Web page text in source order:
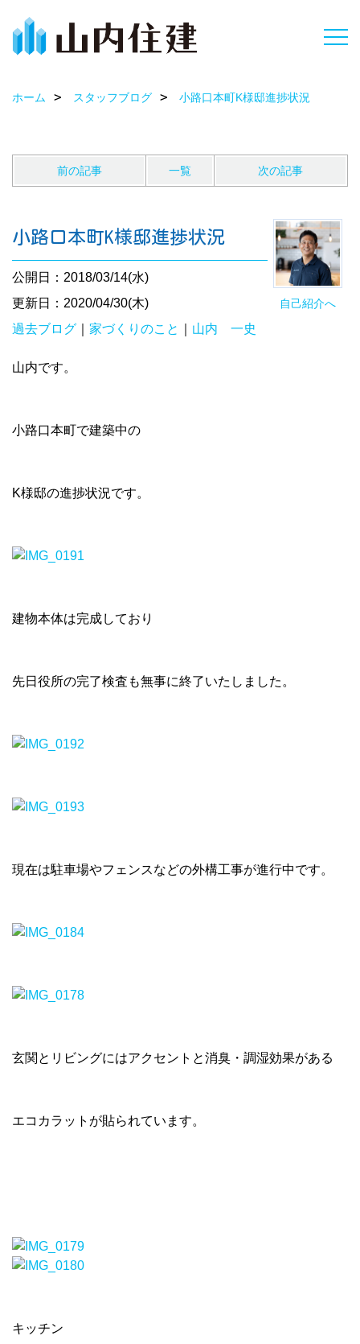
ホーム スタッフブログ 小路口本町K様邸進捗状況
前の記事 一覧 次の記事
自己紹介へ
小路口本町K様邸進捗状況
公開日：2018/03/14(水)
更新日：2020/04/30(木)
過去ブログ
家づくりのこと 山内 一史
山内です。
小路口本町で建築中の
K様邸の進捗状況です。
建物本体は完成しており
先日役所の完了検査も無事に終了いたしました。
現在は駐車場やフェンスなどの外構工事が進行中です。
玄関とリビングにはアクセントと消臭・調湿効果がある
エコカラットが貼られています。
キッチン